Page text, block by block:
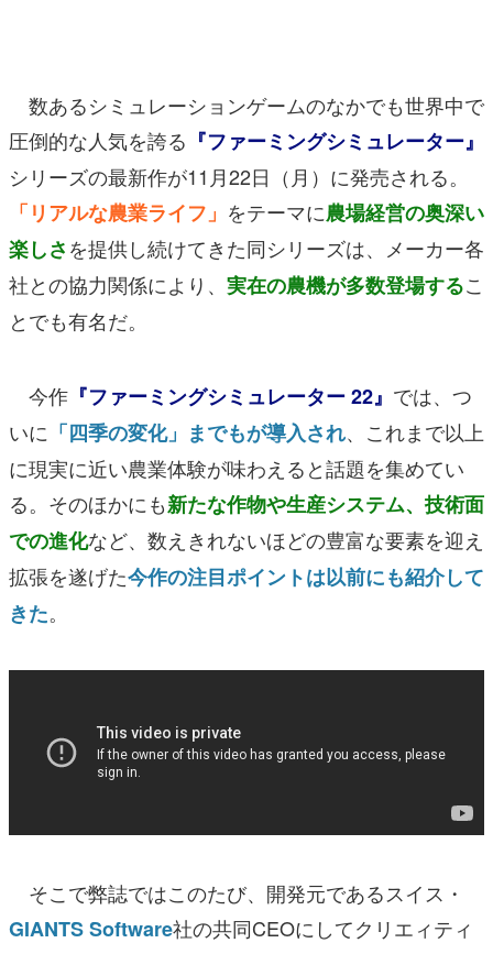
その他
電ファミニコゲーマーとは？
運営：株式会社マレ
数あるシミュレーションゲームのなかでも世界中で
圧倒的な人気を誇る 『ファーミングシミュレーター』
シリーズの最新作が11月22日（月）に発売される。
「リアルな農業ライフ」 をテーマに農場経営の奥深い
楽しさを提供し続けてきた同シリーズは、メーカー各
社との協力関係により、 実在の農機が多数登場するこ
とでも有名だ。
今作 『ファーミングシミュレーター 22』 では、つ
いに 「四季の変化」までもが導入され、これまで以上
に現実に近い農業体験が味わえると話題を集めてい
る。そのほかにも新たな作物や生産システム、技術面
での進化など、数えきれないほどの豊富な要素を迎え
拡張を遂げた今作の注目ポイントは以前にも紹介して
きた。
そこで弊誌ではこのたび、開発元であるスイス・
GIANTS Software社の共同CEOにしてクリエィティ